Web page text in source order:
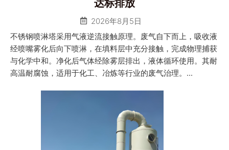
达标排放
2026年8月5日
不锈钢喷淋塔采用气液逆流接触原理。废气自下而上，吸收液
经喷嘴雾化后向下喷淋，在填料层中充分接触，完成物理捕获
与化学中和。净化后气体经除雾层排出，液体循环使用。其耐
高温耐腐蚀，适用于化工、冶炼等行业的废气治理。...